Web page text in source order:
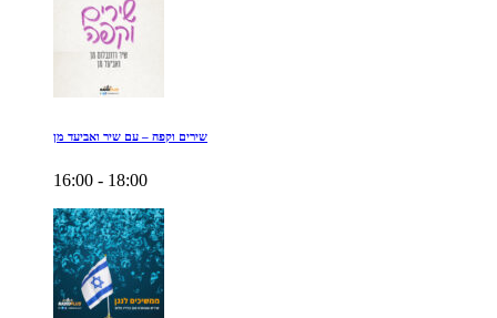
שירים וקפה – עם שיר ואביעד מן
16:00 - 18:00